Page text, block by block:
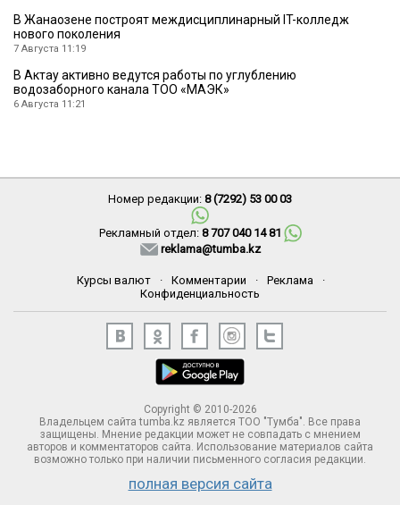
В Жанаозене построят междисциплинарный IT-колледж
нового поколения
7 Августа 11:19
В Актау активно ведутся работы по углублению
водозаборного канала ТОО «МАЭК»
6 Августа 11:21
Номер редакции: 8 (7292) 53 00 03
Рекламный отдел: 8 707 040 14 81
reklama@tumba.kz
Курсы валют · Комментарии · Реклама
·
Конфиденциальность
Copyright © 2010-2026
Владельцем сайта tumba.kz является ТОО "Тумба". Все права
защищены. Мнение редакции может не совпадать с мнением
авторов и комментаторов сайта. Использование материалов сайта
возможно только при наличии письменного согласия редакции.
полная версия сайта